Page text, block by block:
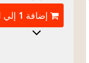
إضافة 1 إلي